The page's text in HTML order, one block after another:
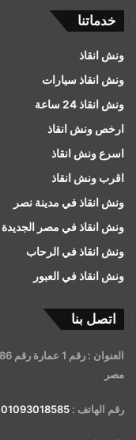
خدماتنا
ونش انقاذ
ونش انقاذ سيارات
ونش انقاذ 24 ساعة
ارخص ونش انقاذ
اسرع ونش انقاذ
اقرب ونش انقاذ
ونش انقاذ في مدينة نصر
ونش انقاذ في مصر الجديدة
ونش انقاذ في الرحاب
ونش انقاذ في العبور
اتصل بنا
مصر
رقم الهاتف : 01093018585